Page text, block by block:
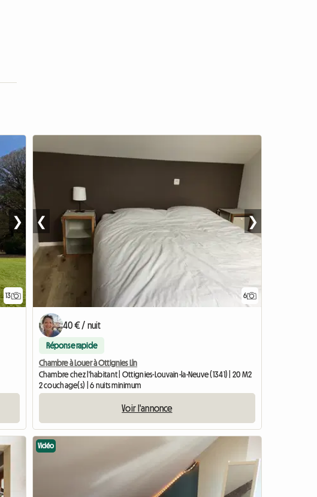
13
❯
6
❮ ❯
40 € / nuit
Réponse rapide
Chambre à Louer à Ottignies Lln
Chambre chez l'habitant | Ottignies-Louvain-la-Neuve (1341) | 20 M2
2 couchage(s) | 6 nuits minimum
Voir l'annonce
Vidéo